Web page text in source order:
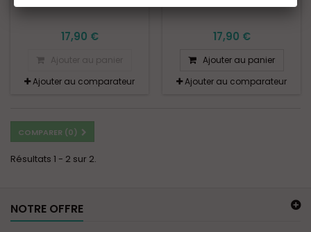
17,90 €
Ajouter au panier
Ajouter au comparateur
17,90 €
Ajouter au panier
Ajouter au comparateur
COMPARER (0)
Résultats 1 - 2 sur 2.
NOTRE OFFRE